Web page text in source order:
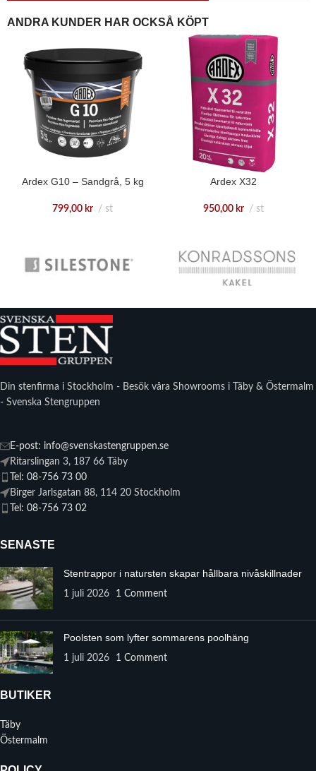
ANDRA KUNDER HAR OCKSÅ KÖPT
Ardex G10 – Sandgrå, 5 kg
799,00 kr st
Ardex X32
950,00 kr st
Din stenfirma i Stockholm - Besök våra Showrooms i Täby & Östermalm
- Svenska Stengruppen
E-post: info@svenskastengruppen.se
Ritarslingan 3, 187 66 Täby
Tel: 08-756 73 00
Birger Jarlsgatan 88, 114 20 Stockholm
Tel: 08-756 73 02
SENASTE
Stentrappor i natursten skapar hållbara nivåskillnader
1 juli 2026 1 Comment
Poolsten som lyfter sommarens poolhäng
1 juli 2026 1 Comment
BUTIKER
Täby
Östermalm